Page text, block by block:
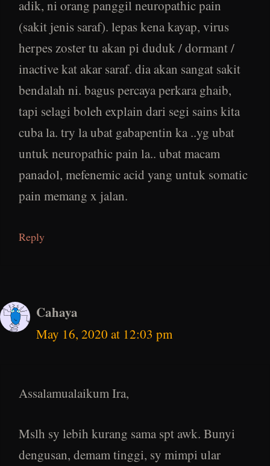
adik, ni orang panggil neuropathic pain
(sakit jenis saraf). lepas kena kayap, virus
herpes zoster tu akan pi duduk / dormant /
inactive kat akar saraf. dia akan sangat sakit
bendalah ni. bagus percaya perkara ghaib,
tapi selagi boleh explain dari segi sains kita
cuba la. try la ubat gabapentin ka ..yg ubat
untuk neuropathic pain la.. ubat macam
panadol, mefenemic acid yang untuk somatic
pain memang x jalan.
Reply
Cahaya
May 16, 2020 at 12:03 pm
Assalamualaikum Ira,
Mslh sy lebih kurang sama spt awk. Bunyi
dengusan, demam tinggi, sy mimpi ular